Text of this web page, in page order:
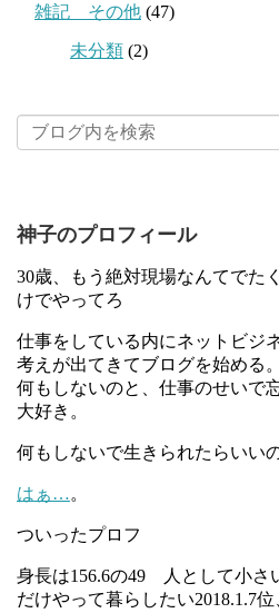
雑記 その他 (47)
未分類 (2)
神子のプロフィール
30歳、もう絶対現場なんてでた
けでやってろ
仕事をしている内にネットビジ
考えが出てきてブログを始める。
何もしないのと、仕事のせいで
大好き。
何もしないで生きられたらいい
はぁ…。
ついったプロフ
身長は156.6の49 人として小さ
だけやって暮らしたい2018.1.7